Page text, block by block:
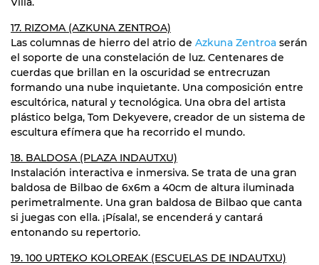
17. RIZOMA (AZKUNA ZENTROA)
Las columnas de hierro del atrio de Azkuna Zentroa serán
el soporte de una constelación de luz. Centenares de
cuerdas que brillan en la oscuridad se entrecruzan
formando una nube inquietante. Una composición entre
escultórica, natural y tecnológica. Una obra del artista
plástico belga, Tom Dekyevere, creador de un sistema de
escultura efímera que ha recorrido el mundo.
18. BALDOSA (PLAZA INDAUTXU)
Instalación interactiva e inmersiva. Se trata de una gran
baldosa de Bilbao de 6x6m a 40cm de altura iluminada
perimetralmente. Una gran baldosa de Bilbao que canta
si juegas con ella. ¡Písala!, se encenderá y cantará
entonando su repertorio.
19. 100 URTEKO KOLOREAK (ESCUELAS DE INDAUTXU)